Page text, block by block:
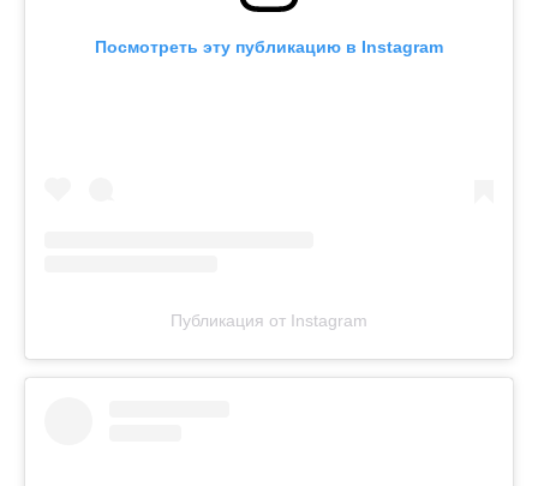
Посмотреть эту публикацию в Instagram
Публикация от Instagram